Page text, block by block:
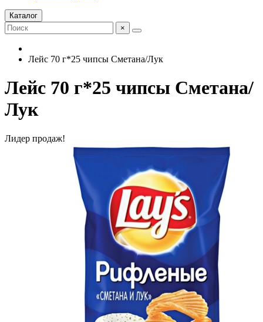
Каталог
×
Лейс 70 г*25 чипсы Сметана/Лук
Лейс 70 г*25 чипсы Сметана/
Лук
Лидер продаж!